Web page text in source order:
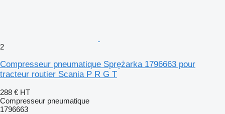
2
Compresseur pneumatique Sprężarka 1796663 pour
tracteur routier Scania P R G T
288 € HT
Compresseur pneumatique
1796663